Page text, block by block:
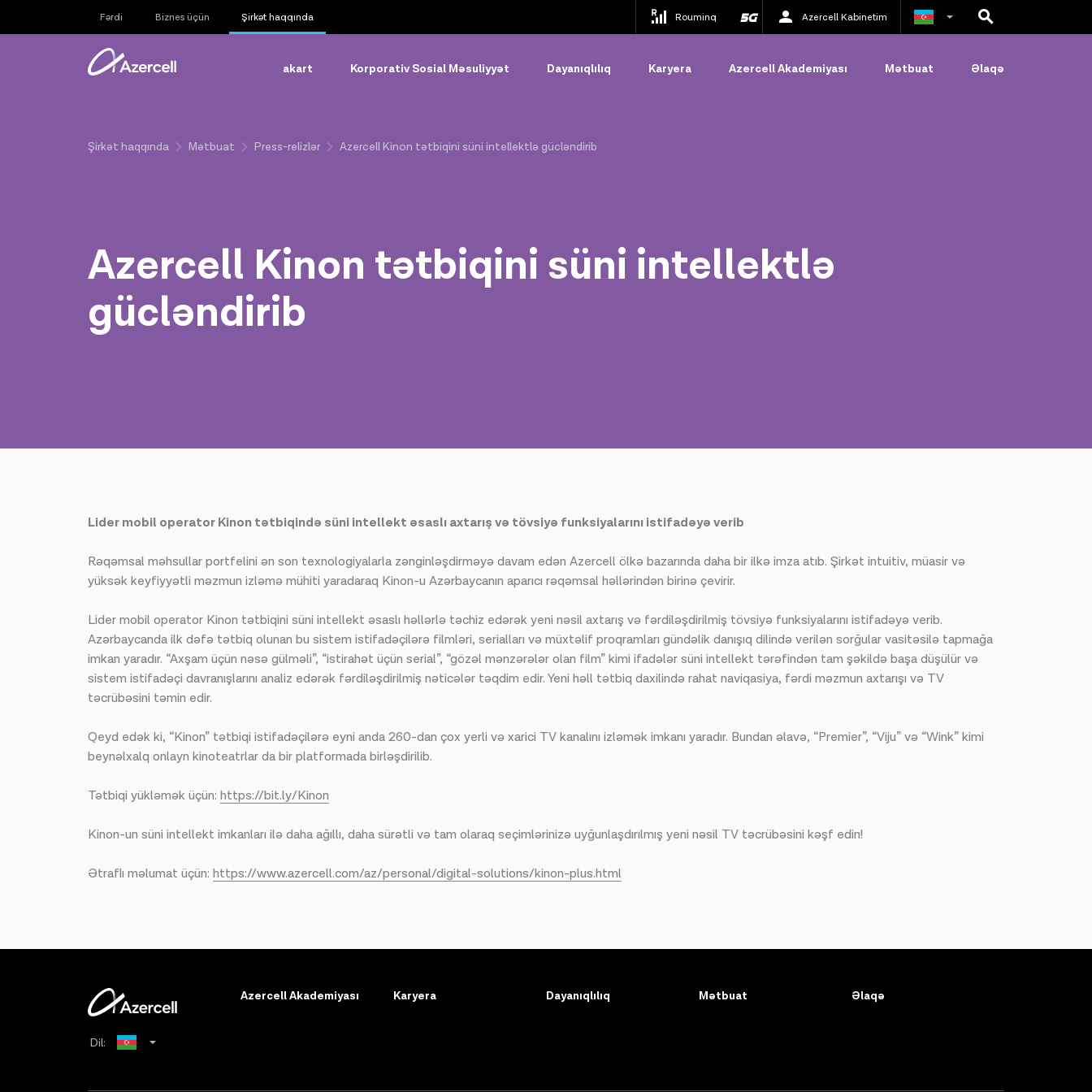
Fərdi Biznes üçün Şirkət haqqında Rouminq Azercell Kabinetim
akart Korporativ Sosial Məsuliyyət Dayanıqlılıq Karyera Azercell Akademiyası Mətbuat Əlaqə
Şirkət haqqında Mətbuat Press-relizlər Azercell Kinon tətbiqini süni intellektlə gücləndirib
Azercell Kinon tətbiqini süni intellektlə
gücləndirib
Lider mobil operator Kinon tətbiqində süni intellekt əsaslı axtarış və tövsiyə funksiyalarını istifadəyə verib
Rəqəmsal məhsullar portfelini ən son texnologiyalarla zənginləşdirməyə davam edən Azercell ölkə bazarında daha bir ilkə imza atıb. Şirkət intuitiv, müasir və
yüksək keyfiyyətli məzmun izləmə mühiti yaradaraq Kinon-u Azərbaycanın aparıcı rəqəmsal həllərindən birinə çevirir.
Lider mobil operator Kinon tətbiqini süni intellekt əsaslı həllərlə təchiz edərək yeni nəsil axtarış və fərdiləşdirilmiş tövsiyə funksiyalarını istifadəyə verib.
Azərbaycanda ilk dəfə tətbiq olunan bu sistem istifadəçilərə filmləri, serialları və müxtəlif proqramları gündəlik danışıq dilində verilən sorğular vasitəsilə tapmağa
imkan yaradır. “Axşam üçün nəsə gülməli”, “istirahət üçün serial”, “gözəl mənzərələr olan film” kimi ifadələr süni intellekt tərəfindən tam şəkildə başa düşülür və
sistem istifadəçi davranışlarını analiz edərək fərdiləşdirilmiş nəticələr təqdim edir. Yeni həll tətbiq daxilində rahat naviqasiya, fərdi məzmun axtarışı və TV
təcrübəsini təmin edir.
Qeyd edək ki, “Kinon” tətbiqi istifadəçilərə eyni anda 260-dan çox yerli və xarici TV kanalını izləmək imkanı yaradır. Bundan əlavə, “Premier”, “Viju” və “Wink” kimi
beynəlxalq onlayn kinoteatrlar da bir platformada birləşdirilib.
Tətbiqi yükləmək üçün: https://bit.ly/Kinon
Kinon-un süni intellekt imkanları ilə daha ağıllı, daha sürətli və tam olaraq seçimlərinizə uyğunlaşdırılmış yeni nəsil TV təcrübəsini kəşf edin!
Ətraflı məlumat üçün: https://www.azercell.com/az/personal/digital-solutions/kinon-plus.html
Dil:
Azercell Akademiyası Karyera Dayanıqlılıq Mətbuat Əlaqə